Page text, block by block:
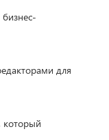
для
который